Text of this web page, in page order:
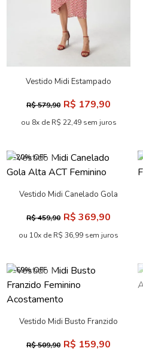
Vestido Midi Estampado
R$ 579,90 R$ 179,90
ou 8x de R$ 22,49 sem juros
-20% OFF
Vestido Midi Canelado Gola
R$ 459,90 R$ 369,90
ou 10x de R$ 36,99 sem juros
-69% OFF
Vestido Midi Busto Franzido
R$ 509,90 R$ 159,90